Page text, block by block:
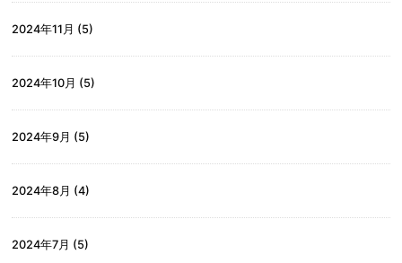
2024年11月 (5)
2024年10月 (5)
2024年9月 (5)
2024年8月 (4)
2024年7月 (5)